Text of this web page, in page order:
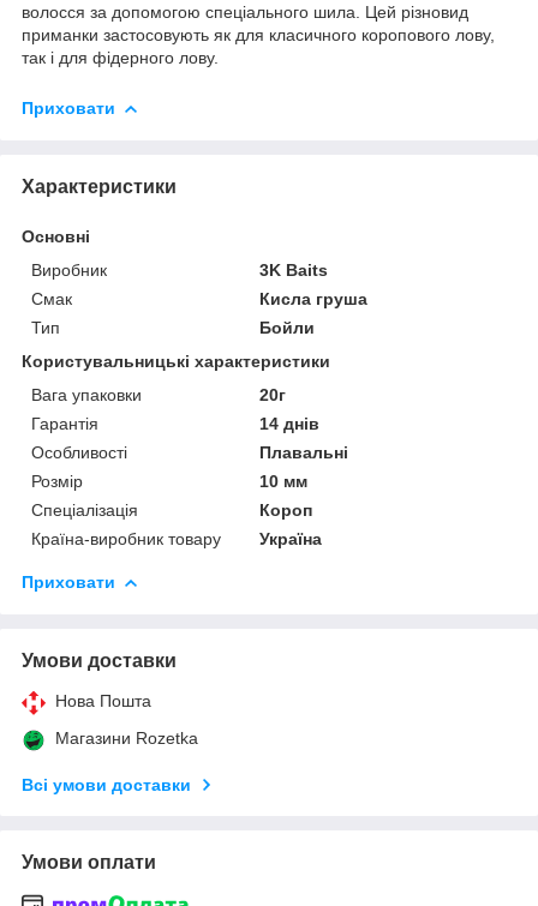
волосся за допомогою спеціального шила. Цей різновид
приманки застосовують як для класичного коропового лову,
так і для фідерного лову.
Приховати
Характеристики
Основні
Виробник
3K Baits
Смак
Кисла груша
Тип
Бойли
Користувальницькі характеристики
Вага упаковки
20г
Гарантія
14 днів
Особливості
Плавальні
Розмір
10 мм
Спеціалізація
Короп
Країна-виробник товару
Україна
Приховати
Умови доставки
Нова Пошта
Магазини Rozetka
Всі умови доставки
Умови оплати